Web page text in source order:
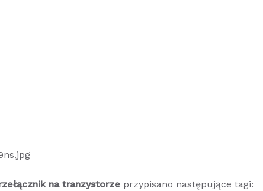
na tranzystorze przypisano następujące tagi: